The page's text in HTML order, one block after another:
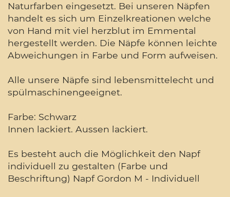
Naturfarben eingesetzt. Bei unseren Näpfen
handelt es sich um Einzelkreationen welche
von Hand mit viel herzblut im Emmental
hergestellt werden. Die Näpfe können leichte
Abweichungen in Farbe und Form aufweisen.
Alle unsere Näpfe sind lebensmittelecht und
spülmaschinengeeignet.
Farbe: Schwarz
Innen lackiert. Aussen lackiert.
Es besteht auch die Möglichkeit den Napf
individuell zu gestalten (Farbe und
Beschriftung) Napf Gordon M - Individuell